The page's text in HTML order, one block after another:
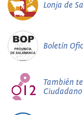
Lonja de
Boletín
También
Ciudadano